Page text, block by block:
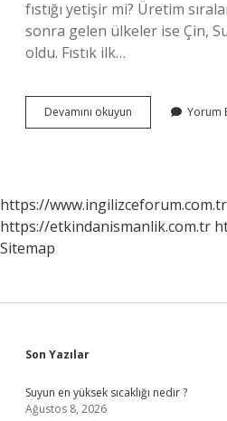
fıstığı yetişir mi? Üretim
sonra gelen ülkeler ise Çin,
oldu. Fıstık ilk…
Devamını okuyun
Fıstığının
Yorum
https://www.ingilizceforum.com.tr
https://etkindanismanlik.com.tr
Sitemap
Sidebar
Son Yazılar
Suyun en yüksek sıcaklığı nedir ?
Ağustos 8, 2026